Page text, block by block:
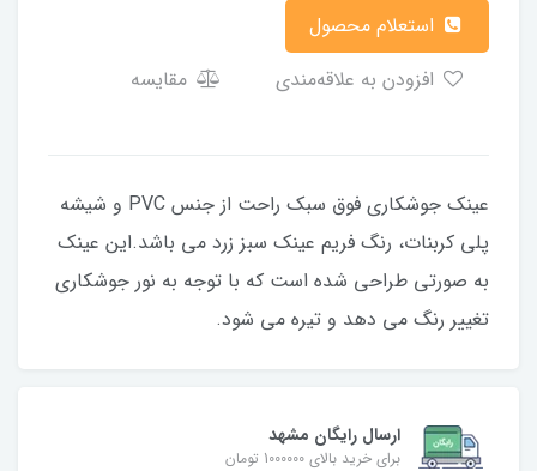
مقایسه
عینک جوشکاری فوق سبک راحت از جنس PVC و شیشه
پلی کربنات، رنگ فریم عینک سبز زرد می باشد.این عینک
به صورتی طراحی شده است که با توجه به نور جوشکاری
تغییر رنگ می دهد و تیره می شود.
ارسال رایگان مشهد
برای خرید بالای 1000000 تومان